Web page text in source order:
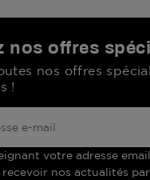
nos offres
nos offres
!
votre adresse
recevoir nos actualités